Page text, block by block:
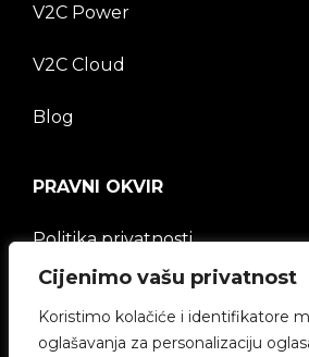
Cijenimo vašu privatnost
Koristimo kolačiće i identifikatore
oglašavanja za personalizaciju
V2C Power
V2C Cloud
Blog
PRAVNI OKVIR
Politika privatnosti
Pravna napomena
Politika kolačića